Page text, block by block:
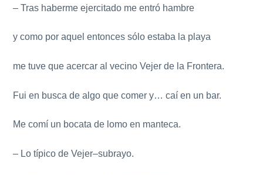
– Tras haberme ejercitado me entró hambre
y como por aquel entonces sólo estaba la playa
me tuve que acercar al vecino Vejer de la Frontera.
Fui en busca de algo que comer y… caí en un bar.
Me comí un bocata de lomo en manteca.
– Lo típico de Vejer–subrayo.